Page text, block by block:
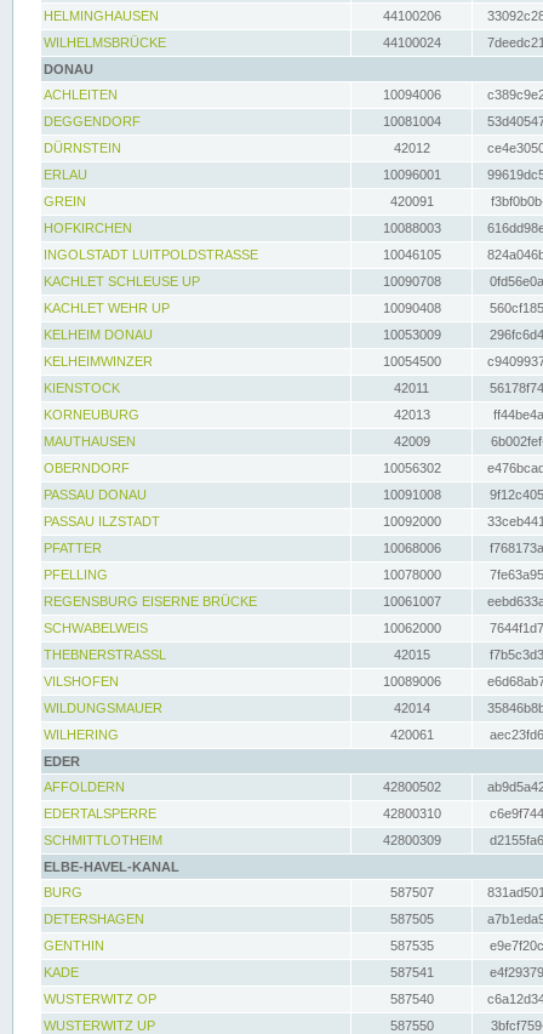
HELMINGHAUSEN
44100206
WILHELMSBRÜCKE
44100024
DONAU
ACHLEITEN
10094006
DEGGENDORF
10081004
DÜRNSTEIN
42012
ERLAU
10096001
GREIN
420091
HOFKIRCHEN
10088003
INGOLSTADT LUITPOLDSTRASSE
10046105
KACHLET SCHLEUSE UP
10090708
KACHLET WEHR UP
10090408
KELHEIM DONAU
10053009
KELHEIMWINZER
10054500
KIENSTOCK
42011
KORNEUBURG
42013
MAUTHAUSEN
42009
OBERNDORF
10056302
PASSAU DONAU
10091008
PASSAU ILZSTADT
10092000
PFATTER
10068006
PFELLING
10078000
REGENSBURG EISERNE BRÜCKE
10061007
SCHWABELWEIS
10062000
THEBNERSTRASSL
42015
VILSHOFEN
10089006
WILDUNGSMAUER
42014
WILHERING
420061
EDER
AFFOLDERN
42800502
EDERTALSPERRE
42800310
SCHMITTLOTHEIM
42800309
ELBE-HAVEL-KANAL
BURG
587507
DETERSHAGEN
587505
GENTHIN
587535
KADE
587541
WUSTERWITZ OP
587540
WUSTERWITZ UP
587550